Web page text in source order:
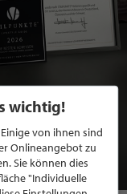
GRATIS
wichtig!
von ihnen sind
Onlineangebot zu
Sie können dies
"Individuelle